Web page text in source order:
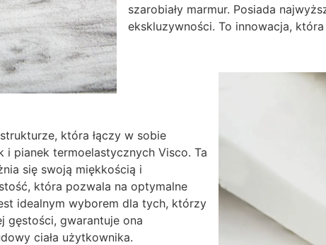
szarobiały marmur. Posiada
ekskluzywności. To innowacja,
która łączy w sobie
pianek termoelastycznych Visco. Ta
się swoją miękkością i
która pozwala na optymalne
idealnym wyborem dla tych, którzy
gęstości, gwarantuje ona
ciała użytkownika.